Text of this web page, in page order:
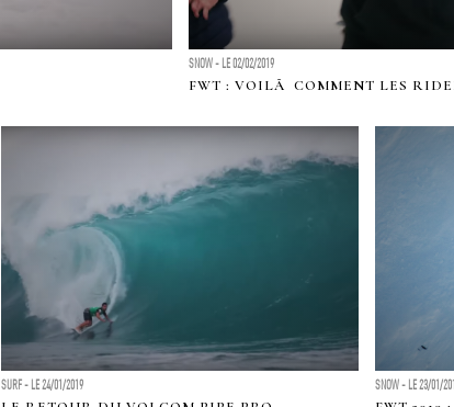
SNOW - LE 02/02/2019
FWT : VOILÃ COMMENT LES
SURF - LE 24/01/2019 SNOW - LE 23/01/